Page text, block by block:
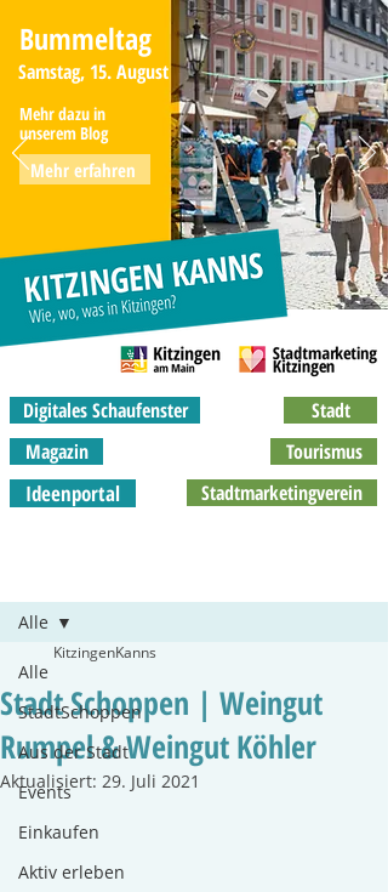
Bummeltag
Samstag, 15. August
Mehr dazu in
unserem Blog
Mehr erfahren
Stadt
Digitales Schaufenster
Magazin
Ideenportal
Tourismus
Stadtmarketingverein
Alle
StadtSchoppen
Aus der Stadt
Events
Einkaufen
Aktiv erleben
Alle
Stadt Schoppen | Weingut
Rumpel & Weingut Köhler
KitzingenKanns
Aktualisiert: 29. Juli 2021